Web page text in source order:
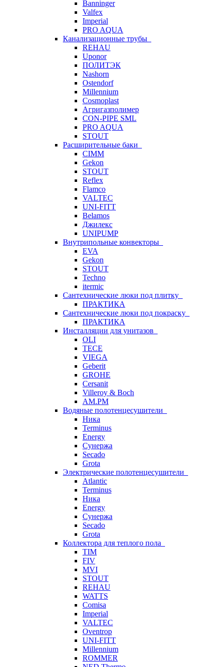
Banninger
Valfex
Imperial
PRO AQUA
Канализационные трубы
REHAU
Uponor
ПОЛИТЭК
Nashorn
Ostendorf
Millennium
Cosmoplast
Агригазполимер
CON-PIPE SML
PRO AQUA
STOUT
Расширительные баки
CIMM
Gekon
STOUT
Reflex
Flamco
VALTEC
UNI-FITT
Belamos
Джилекс
UNIPUMP
Внутрипольные конвекторы
EVA
Gekon
STOUT
Techno
itermic
Сантехнические люки под плитку
ПРАКТИКА
Сантехнические люки под покраску
ПРАКТИКА
Инсталляции для унитазов
OLI
TECE
VIEGA
Geberit
GROHE
Cersanit
Villeroy & Boch
AM.PM
Водяные полотенцесушители
Ника
Terminus
Energy
Сунержа
Secado
Grota
Электрические полотенцесушители
Atlantic
Terminus
Ника
Energy
Сунержа
Secado
Grota
Коллектора для теплого пола
TIM
FIV
MVI
STOUT
REHAU
WATTS
Comisa
Imperial
VALTEC
Oventrop
UNI-FITT
Millennium
ROMMER